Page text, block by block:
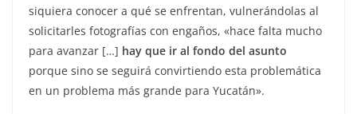
siquiera conocer a qué se enfrentan, vulnerándolas al
solicitarles fotografías con engaños, «hace falta mucho
para avanzar […] hay que ir al fondo del asunto
porque sino se seguirá convirtiendo esta problemática
en un problema más grande para Yucatán».